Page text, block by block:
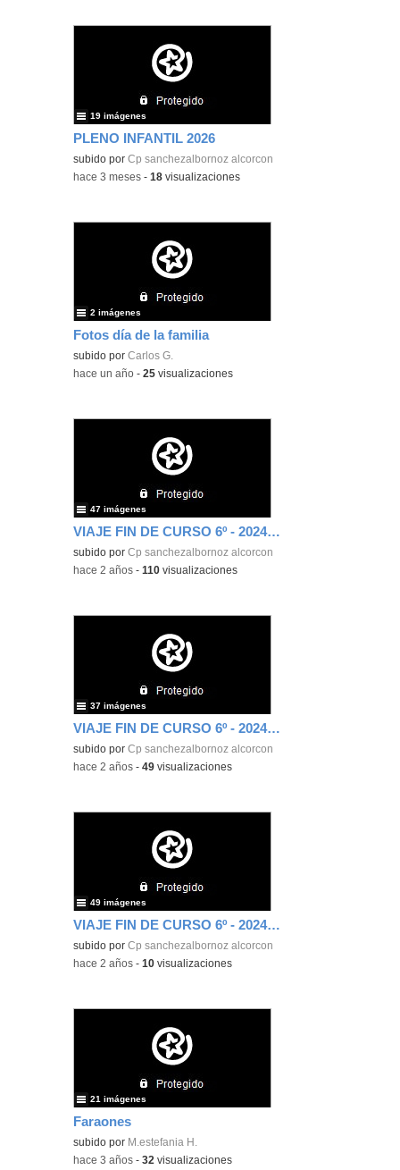
PLENO INFANTIL 2026
subido porCp sanchezalbornoz alcorcon
19 imágenes
-hace 3 meses -18 visualizaciones
Fotos día de la familia
subido porCarlos G.
2 imágenes
-hace un año -25 visualizaciones
VIAJE FIN DE CURSO 6º - 2024 (1)
subido porCp sanchezalbornoz alcorcon
47 imágenes
-hace 2 años -110 visualizaciones
VIAJE FIN DE CURSO 6º - 2024 (2)
subido porCp sanchezalbornoz alcorcon
37 imágenes
-hace 2 años -49 visualizaciones
VIAJE FIN DE CURSO 6º - 2024 (1)
subido porCp sanchezalbornoz alcorcon
49 imágenes
-hace 2 años -10 visualizaciones
Faraones
subido por M.estefania H.
21 imágenes
-hace 3 años -32 visualizaciones